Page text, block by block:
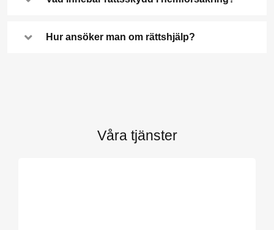
Hur ansöker man om rättshjälp?
Våra tjänster